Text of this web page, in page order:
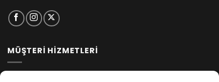
MÜŞTERİ HİZMETLERİ